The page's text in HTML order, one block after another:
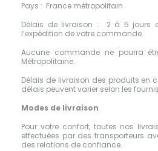
Pays : France
Délais de livraison : 2 à 5 jours
l’expédition de votre commande.
Aucune commande ne pourra
Métropolitaine.
Délais de livraison des produits en
délais peuvent varier selon les
Modes de livraison
Pour votre confort, toutes nos
effectuées par des transporteurs
des relations de confiance.